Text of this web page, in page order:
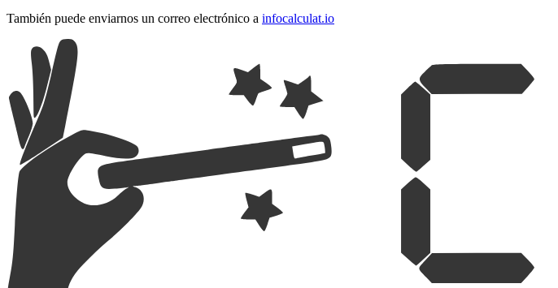
También puede enviarnos un correo electrónico a infocalculat.io